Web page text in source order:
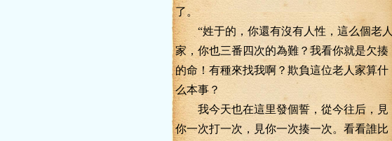
了。
“姓于的，你還有沒有人性，這么個老人
家，你也三番四次的為難？我看你就是欠揍
的命！有種來找我啊？欺負這位老人家算什
么本事？
我今天也在這里發個誓，從今往后，見
你一次打一次，見你一次揍一次。看看誰比